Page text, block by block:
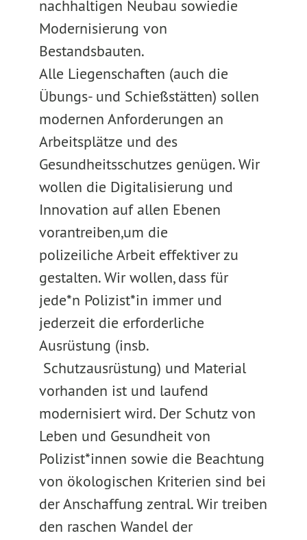
nachhaltigen Neubau sowiedie
Modernisierung von
Bestandsbauten.
Alle Liegenschaften (auch die
Übungs- und Schießstätten) sollen
modernen Anforderungen an
Arbeitsplätze und des
Gesundheitsschutzes genügen. Wir
wollen die Digitalisierung und
Innovation auf allen Ebenen
vorantreiben,um die
polizeiliche Arbeit effektiver zu
gestalten. Wir wollen, dass für
jede*n Polizist*in immer und
jederzeit die erforderliche
Ausrüstung (insb.
Schutzausrüstung) und Material
vorhanden ist und laufend
modernisiert wird. Der Schutz von
Leben und Gesundheit von
Polizist*innen sowie die Beachtung
von ökologischen Kriterien sind bei
der Anschaffung zentral. Wir treiben
den raschen Wandel der